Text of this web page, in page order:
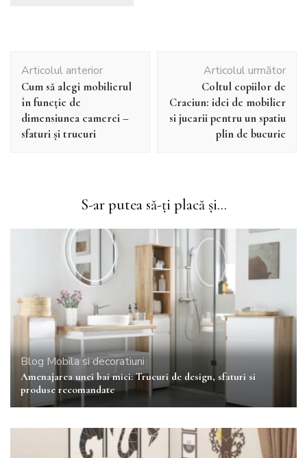
în
articole
Articolul anterior
Cum să alegi mobilierul
în funcție de
dimensiunea camerei –
sfaturi și trucuri
Articolul următor
Coltul copiilor de
Craciun: idei de mobilier
si jucarii pentru un spatiu
plin de bucurie
S-ar putea să-ți placă și...
Blog Mobila si decoratiuni
Amenajarea unei bai mici: Trucuri de design, sfaturi si
produse recomandate